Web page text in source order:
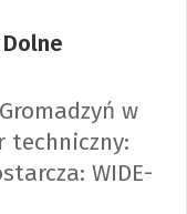
w
techniczny:
WIDE-